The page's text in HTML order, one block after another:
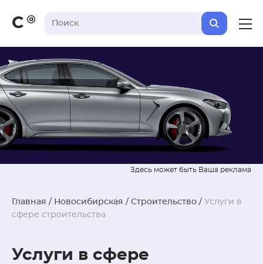
С
Главная / Новосибирская / Строительство / Услуги в
сфере строительства
Услуги в сфере